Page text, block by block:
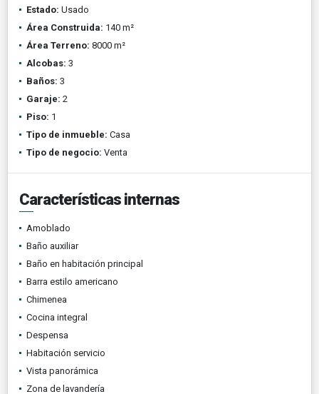
Estado: Usado
Área Construida: 140 m²
Área Terreno: 8000 m²
Alcobas: 3
Baños: 3
Garaje: 2
Piso: 1
Tipo de inmueble: Casa
Tipo de negocio: Venta
Características internas
Amoblado
Baño auxiliar
Baño en habitación principal
Barra estilo americano
Chimenea
Cocina integral
Despensa
Habitación servicio
Vista panorámica
Zona de lavandería